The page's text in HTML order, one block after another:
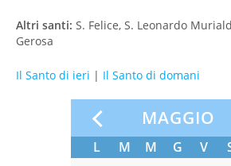
Altri santi: S. Felice, S. Leonardo
Gerosa
Il Santo di ieri | Il Santo di domani
MAGGIO
L M M G V